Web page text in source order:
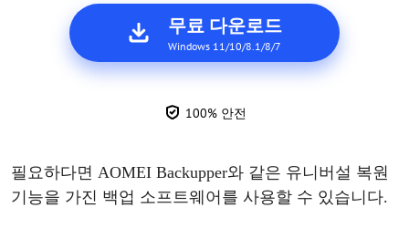
무료 다운로드
Windows 11/10/8.1/8/7
100% 안전
필요하다면 AOMEI Backupper와 같은 유니버설 복원
기능을 가진 백업 소프트웨어를 사용할 수 있습니다.